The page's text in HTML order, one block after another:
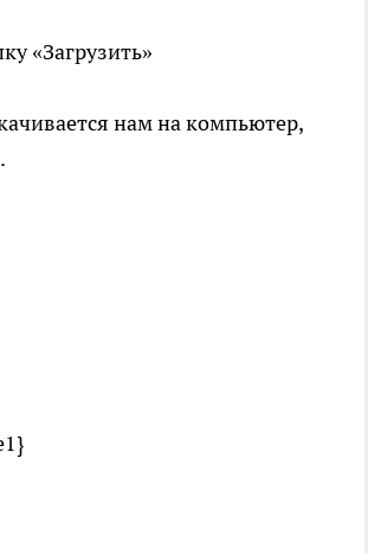
«Загрузить»
нам на компьютер,